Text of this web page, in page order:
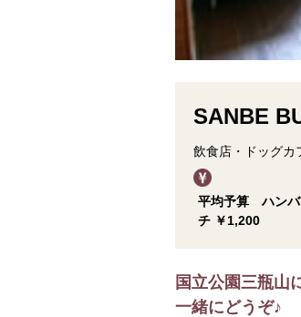
SANBE
飲食店・ドッグカ
平均予算 ハン
チ ￥1,200
国立公園三瓶山
一緒にどうぞ♪